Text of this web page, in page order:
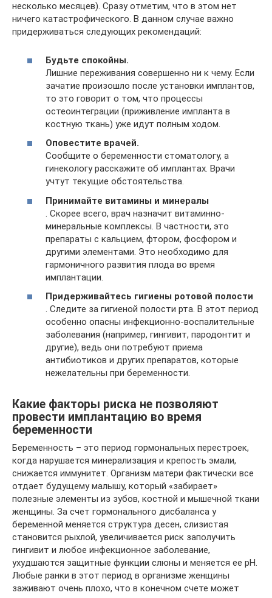
несколько месяцев). Сразу отметим, что в этом нет
ничего катастрофического. В данном случае важно
придерживаться следующих рекомендаций:
Будьте спокойны.
Лишние переживания совершенно ни к чему. Если
зачатие произошло после установки имплантов,
то это говорит о том, что процессы
остеоинтеграции (приживление импланта в
костную ткань) уже идут полным ходом.
Оповестите врачей.
Сообщите о беременности стоматологу, а
гинекологу расскажите об имплантах. Врачи
учтут текущие обстоятельства.
Принимайте витамины и минералы
. Скорее всего, врач назначит витаминно-
минеральные комплексы. В частности, это
препараты с кальцием, фтором, фосфором и
другими элементами. Это необходимо для
гармоничного развития плода во время
имплантации.
Придерживайтесь гигиены ротовой полости
. Следите за гигиеной полости рта. В этот период
особенно опасны инфекционно-воспалительные
заболевания (например, гингивит, пародонтит и
другие), ведь они потребуют приема
антибиотиков и других препаратов, которые
нежелательны при беременности.
Какие факторы риска не позволяют
провести имплантацию во время
беременности
Беременность – это период гормональных перестроек,
когда нарушается минерализация и крепость эмали,
снижается иммунитет. Организм матери фактически все
отдает будущему малышу, который «забирает»
полезные элементы из зубов, костной и мышечной ткани
женщины. За счет гормонального дисбаланса у
беременной меняется структура десен, слизистая
становится рыхлой, увеличивается риск заполучить
гингивит и любое инфекционное заболевание,
ухудшаются защитные функции слюны и меняется ее pH.
Любые ранки в этот период в организме женщины
заживают очень плохо, что в конечном счете может